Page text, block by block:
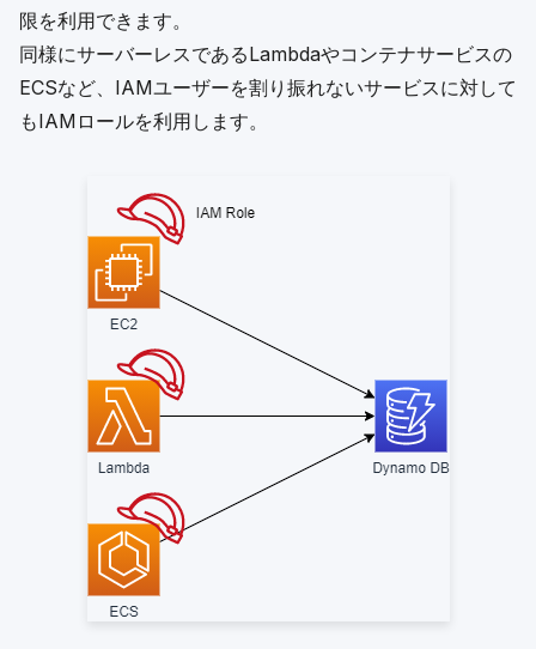
限を利用できます。
同様にサーバーレスであるLambdaやコンテナサービスの
ECSなど、IAMユーザーを割り振れないサービスに対して
もIAMロールを利用します。